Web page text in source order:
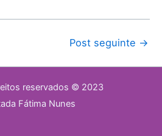
Post seguinte →
reservados © 2023
Fátima Nunes​